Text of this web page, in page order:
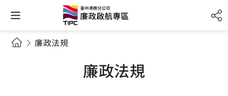
廉政法規
廉政法規